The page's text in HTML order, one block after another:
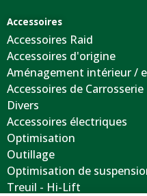
Accessoires
Accessoires Raid
Accessoires d'origine
Aménagement intérieur /
Accessoires de Carrosserie
Divers
Accessoires électriques
Optimisation
Outillage
Optimisation de
Treuil - Hi-Lift